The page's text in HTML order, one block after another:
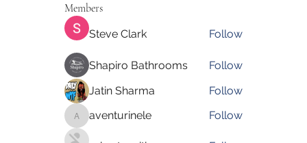
Members
Steve Clark Follow
Shapiro Bathrooms
Follow
Jatin Sharma
Follow
aventurinele
aventurinele Follow